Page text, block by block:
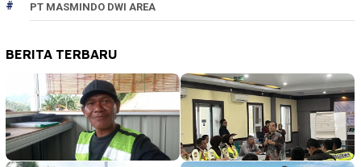
PT MASMINDO DWI AREA
BERITA TERBARU